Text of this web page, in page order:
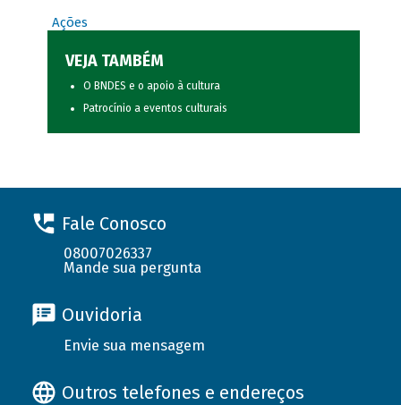
Ações
VEJA TAMBÉM
O BNDES e o apoio à cultura
Patrocínio a eventos culturais
Fale Conosco
08007026337
Mande sua pergunta
Ouvidoria
Envie sua mensagem
Outros telefones e endereços